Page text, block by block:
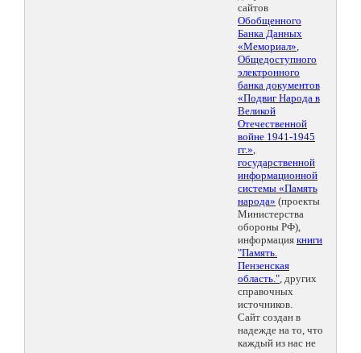
сайтов
Обобщенного
Банка Данных
«Мемориал»,
Общедоступного
электронного
банка документов
«Подвиг Народа в
Великой
Отечественной
войне 1941-1945
гг.»,
государственной
информационной
системы «Память
народа» (проекты
Министерства
обороны РФ),
информация книги
"Память.
Пензенская
область.", других
справочных
источников.
Сайт создан в
надежде на то, что
каждый из нас не